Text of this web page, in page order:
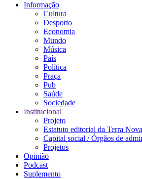
Navegação
principal
Informação
Cultura
Desporto
Economia
Mundo
Música
País
Política
Praça
Pub
Saúde
Sociedade
Institucional
Projeto
Estatuto editorial da Terra Nova
Capital social / Órgãos de
Projetos
Opinião
Podcast
Suplemento